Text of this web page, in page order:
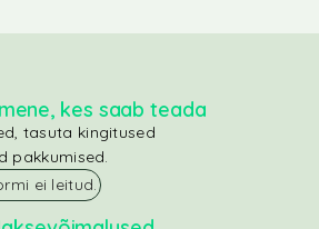
kes saab teada
tasuta kingitused
pakkumised.
ei leitud.